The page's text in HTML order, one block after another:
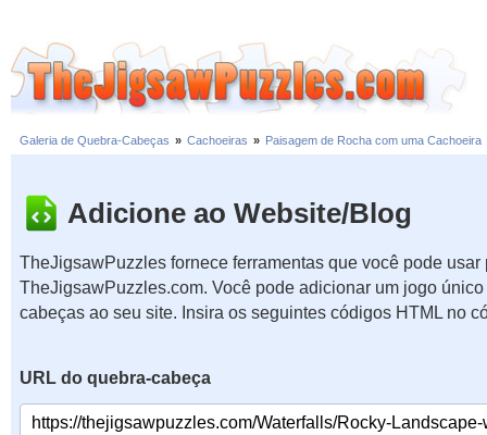
Galeria de Quebra-Cabeças » Cachoeiras » Paisagem de Rocha com uma Cachoeira
Adicione ao Website/Blog
TheJigsawPuzzles fornece ferramentas que você pode usar
TheJigsawPuzzles.com. Você pode adicionar um jogo
cabeças ao seu site. Insira os seguintes códigos HTML no
URL do quebra-cabeça